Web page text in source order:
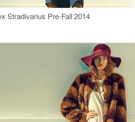
Stradivarius Pre-Fall 2014